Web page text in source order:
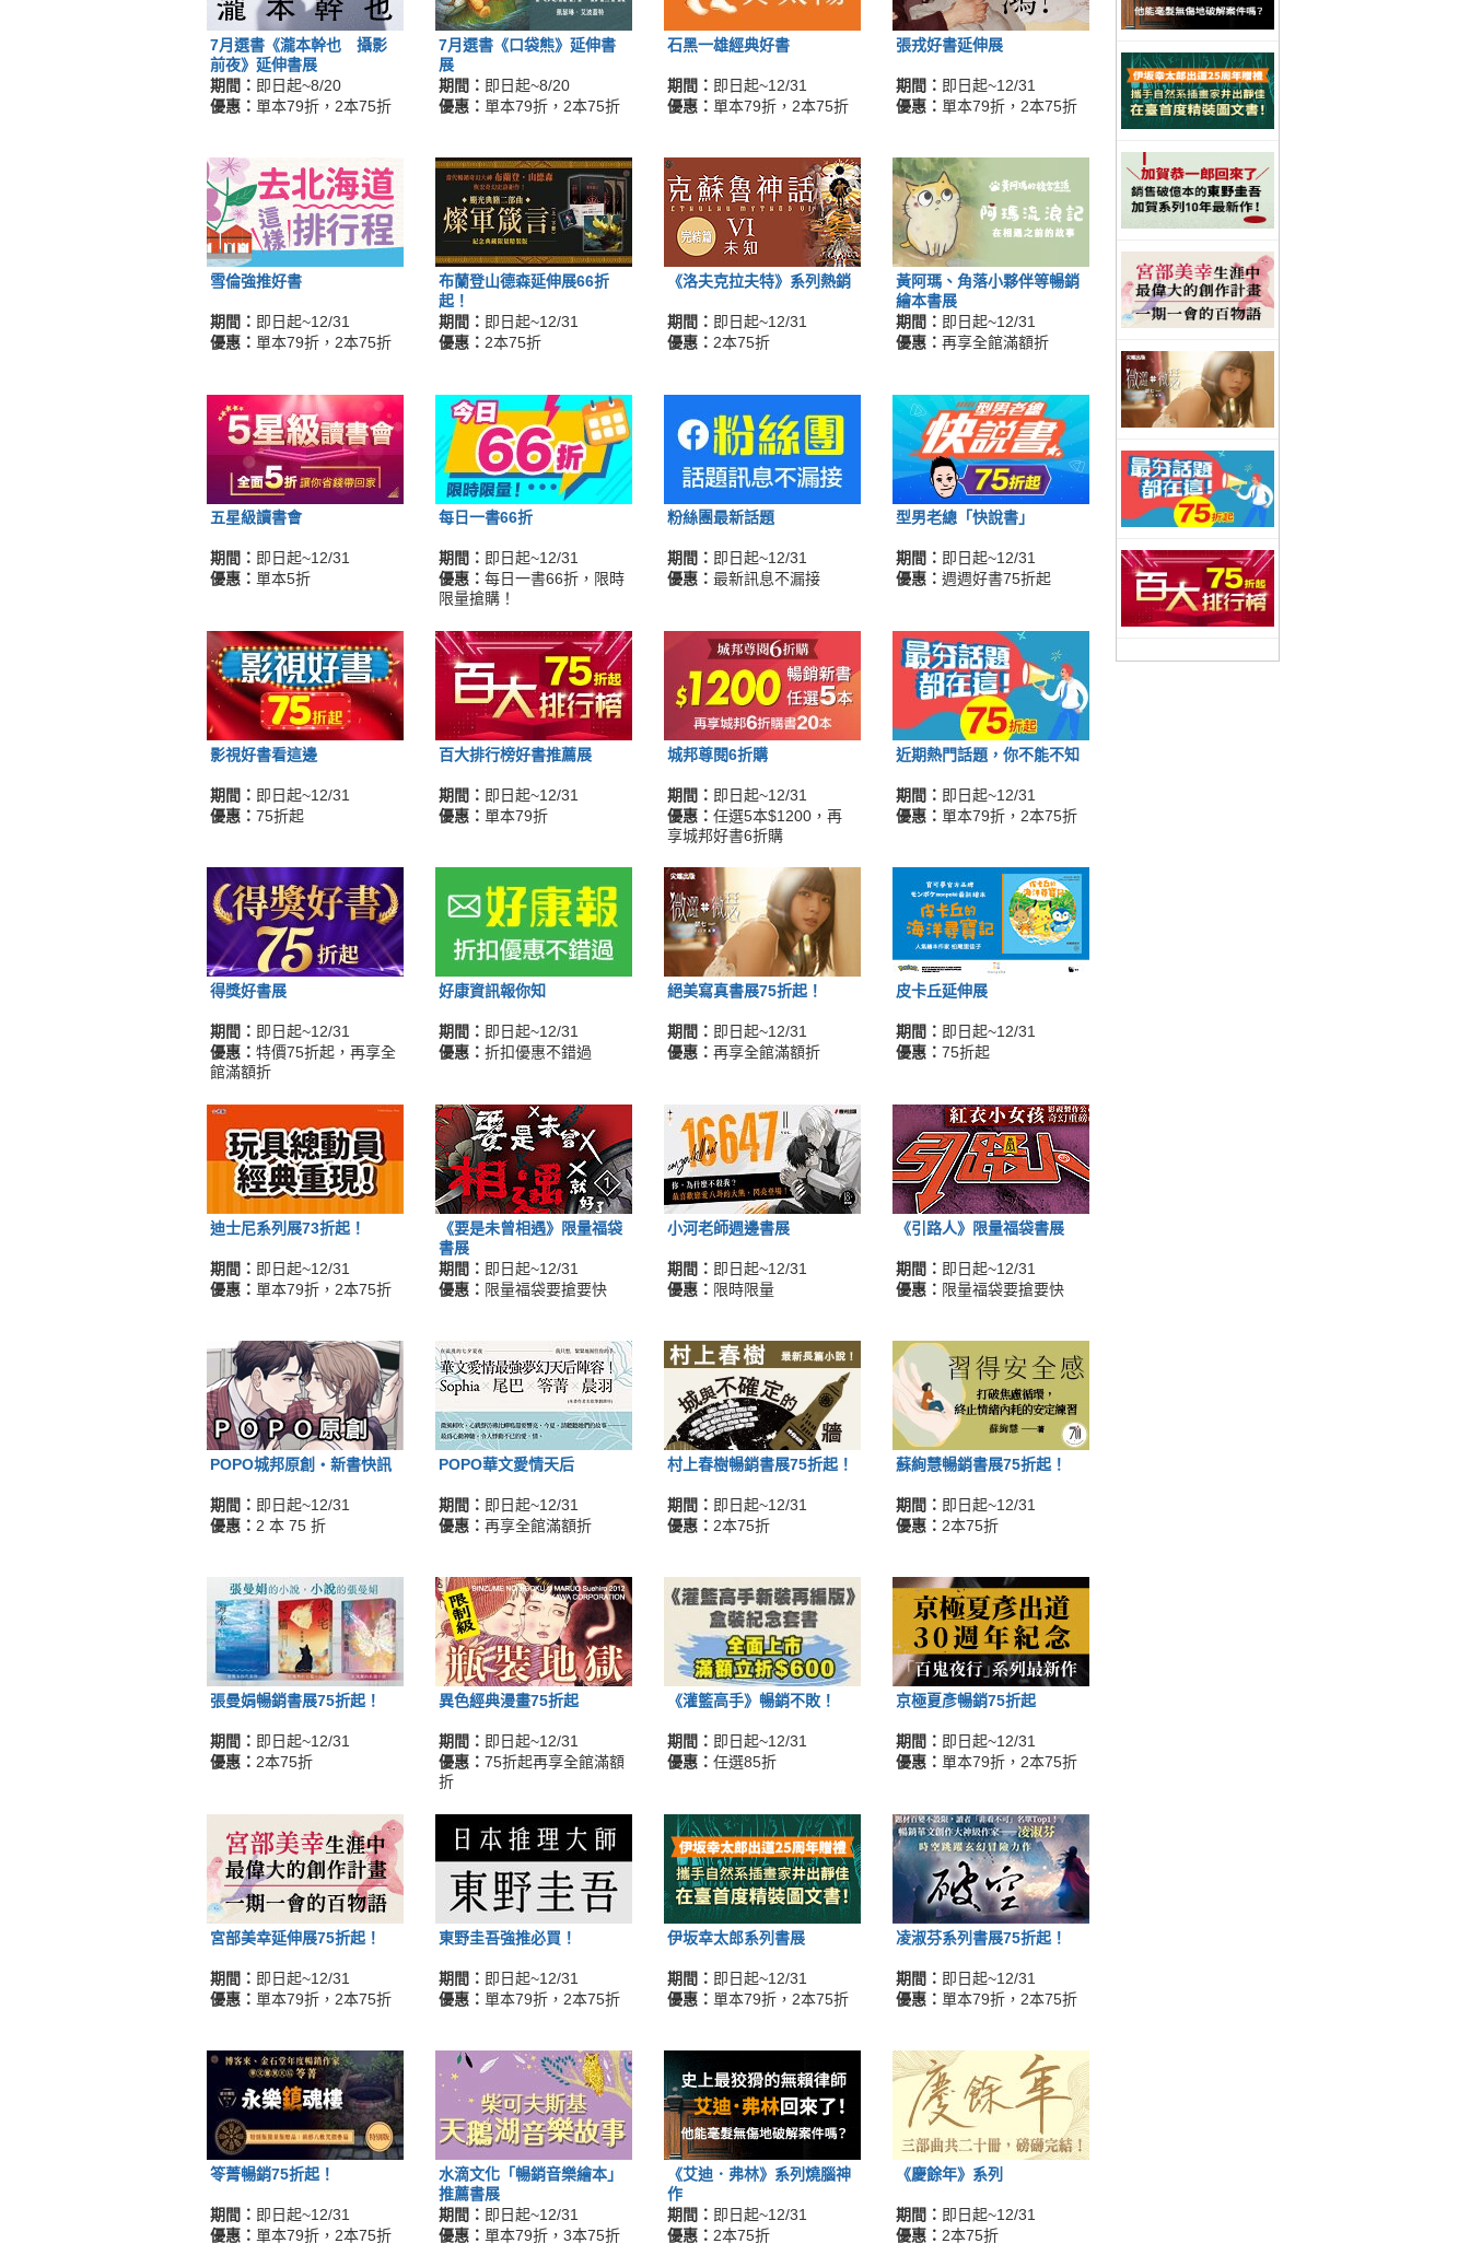
7月選書《瀧本幹也 攝影
前夜》延伸書展
期間： 即日起~8/20
優惠： 單本79折，2本75折
7月選書《口袋熊》延伸書
展
期間： 即日起~8/20
優惠： 單本79折，2本75折
石黑一雄經典好書
期間： 即日起~12/31
優惠： 單本79折，2本75折
張戎好書延伸展
期間： 即日起~12/31
優惠： 單本79折，2本75折
雪倫強推好書
期間： 即日起~12/31
優惠： 單本79折，2本75折
布蘭登山德森延伸展66折
起！
期間： 即日起~12/31
優惠： 2本75折
《洛夫克拉夫特》系列熱銷
期間： 即日起~12/31
優惠： 2本75折
黃阿瑪、角落小夥伴等暢銷
繪本書展
期間： 即日起~12/31
優惠：再享全館滿額折
五星級讀書會
期間： 即日起~12/31
優惠：單本5折
每日一書66折
期間： 即日起~12/31
優惠：每日一書66折，限時
限量搶購！
粉絲團最新話題
期間： 即日起~12/31
優惠：最新訊息不漏接
型男老總「快說書」
期間： 即日起~12/31
優惠：週週好書75折起
影視好書看這邊
期間： 即日起~12/31
優惠：75折起
百大排行榜好書推薦展
期間： 即日起~12/31
優惠： 單本79折
城邦尊閱6折購
期間： 即日起~12/31
優惠：任選5本$1200，再
享城邦好書6折購
近期熱門話題，你不能不知
期間： 即日起~12/31
優惠： 單本79折，2本75折
得獎好書展
期間： 即日起~12/31
優惠：特價75折起，再享全
館滿額折
好康資訊報你知
期間： 即日起~12/31
優惠：折扣優惠不錯過
絕美寫真書展75折起！
期間： 即日起~12/31
優惠：再享全館滿額折
皮卡丘延伸展
期間： 即日起~12/31
優惠：75折起
迪士尼系列展73折起！
期間： 即日起~12/31
優惠： 單本79折，2本75折
《要是未曾相遇》限量福袋
書展
期間： 即日起~12/31
優惠： 限量福袋要搶要快
小河老師週邊書展
期間： 即日起~12/31
優惠： 限時限量
《引路人》限量福袋書展
期間： 即日起~12/31
優惠： 限量福袋要搶要快
POPO城邦原創‧新書快訊
期間： 即日起~12/31
優惠： 2 本 75 折
POPO華文愛情天后
期間： 即日起~12/31
優惠：再享全館滿額折
村上春樹暢銷書展75折起！
期間： 即日起~12/31
優惠： 2本75折
蘇絢慧暢銷書展75折起！
期間： 即日起~12/31
優惠： 2本75折
張曼娟暢銷書展75折起！
期間： 即日起~12/31
優惠：2本75折
異色經典漫畫75折起
期間： 即日起~12/31
優惠：75折起再享全館滿額
折
《灌籃高手》暢銷不敗！
期間： 即日起~12/31
優惠：任選85折
京極夏彥暢銷75折起
期間： 即日起~12/31
優惠：單本79折，2本75折
宮部美幸延伸展75折起！
期間： 即日起~12/31
優惠： 單本79折，2本75折
東野圭吾強推必買！
期間： 即日起~12/31
優惠： 單本79折，2本75折
伊坂幸太郎系列書展
期間： 即日起~12/31
優惠： 單本79折，2本75折
凌淑芬系列書展75折起！
期間： 即日起~12/31
優惠： 單本79折，2本75折
笭菁暢銷75折起！
期間： 即日起~12/31
優惠： 單本79折，2本75折
水滴文化「暢銷音樂繪本」
推薦書展
期間： 即日起~12/31
優惠： 單本79折，3本75折
《艾迪．弗林》系列燒腦神
作
期間： 即日起~12/31
優惠： 2本75折
《慶餘年》系列
期間： 即日起~12/31
優惠： 2本75折